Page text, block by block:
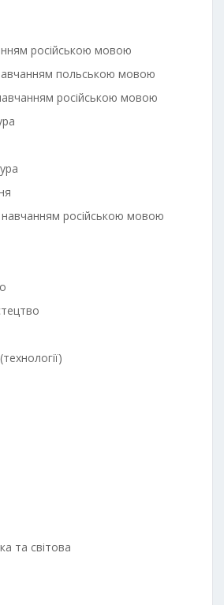
російською мовою
польською мовою
російською мовою
навчанням російською мовою
та світова